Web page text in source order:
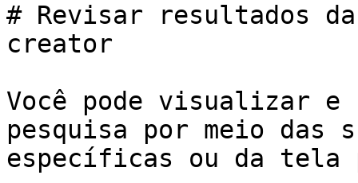
# Revisar resultados
creator
Você pode visualizar
pesquisa por meio das
específicas ou da